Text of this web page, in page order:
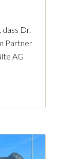
dass Dr.
Partner
AG